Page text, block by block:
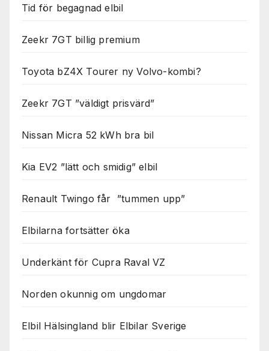
Tid för begagnad elbil
Zeekr 7GT billig premium
Toyota bZ4X Tourer ny Volvo-kombi?
Zeekr 7GT ”väldigt prisvärd”
Nissan Micra 52 kWh bra bil
Kia EV2 ”lätt och smidig” elbil
Renault Twingo får ”tummen upp”
Elbilarna fortsätter öka
Underkänt för Cupra Raval VZ
Norden okunnig om ungdomar
Elbil Hälsingland blir Elbilar Sverige
över huvud
fungera.
kunna
funktionalitet
hemsidan
Genom att dela